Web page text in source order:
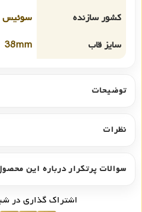
کشور سازنده
سوئیس
سایز قاب
38mm
توضیحات
نظرات
سوالات پرتکرار درباره این
اشتراک گذاری در